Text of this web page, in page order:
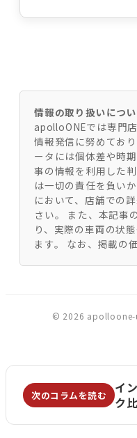
情報の取り扱いについ
apolloONEでは専門
情報発信に努めてお
ータには個体差や時
事の情報を利用した
は一切の責任を負い
において、店舗での
さい。 また、本記事
り、実際の車両の状
ます。 なお、掲載の
© 2026 apolloone-
次のコラムを読む
イ
ク